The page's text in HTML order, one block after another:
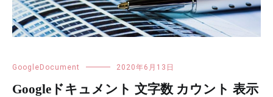
GoogleDocument 2020年6月13日
Googleドキュメント 文字数 カウント 表示